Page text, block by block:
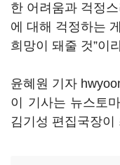
한 어려움과 걱정
에 대해 걱정하는
희망이 돼줄 것”이
윤혜원 기자
이 기사는 뉴스토
김기성 편집국장이